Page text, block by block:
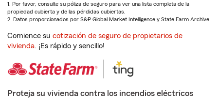
1. Por favor, consulte su póliza de seguro para ver una lista completa de la
propiedad cubierta y de las pérdidas cubiertas.
2. Datos proporcionados por S&P Global Market Intelligence y State Farm Archive.
Comience su cotización de seguro de propietarios de
vivienda. ¡Es rápido y sencillo!
Proteja su vivienda contra los incendios eléctricos